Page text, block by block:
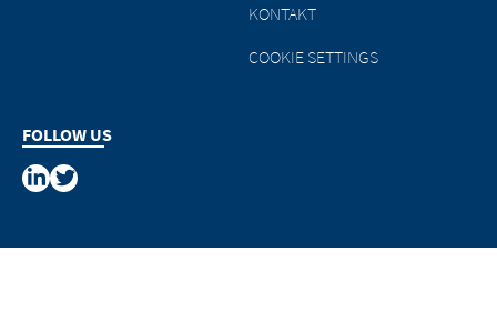
KONTAKT
COOKIE SETTINGS
FOLLOW US